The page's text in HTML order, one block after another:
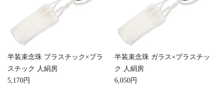
半装束念珠 プラスチック×プラ
スチック 人絹房
5,170円
半装束念珠 ガラス×プラスチッ
ク 人絹房
6,050円